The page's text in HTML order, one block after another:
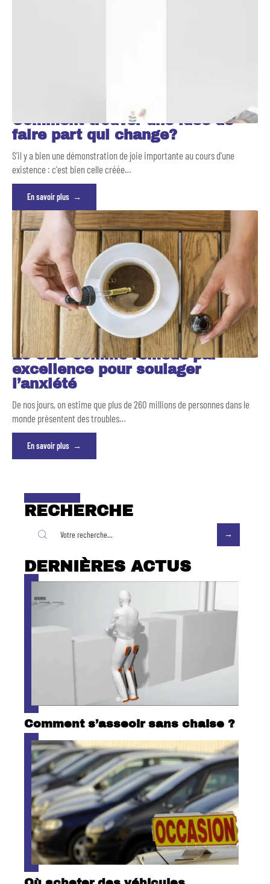
Comment trouver une idée de
faire part qui change?
S'il y a bien une démonstration de joie importante au cours d'une
existence : c'est bien celle créée…
En savoir plus
Le CBD comme remède par
excellence pour soulager
l’anxiété
De nos jours, on estime que plus de 260 millions de personnes dans le
monde présentent des troubles…
En savoir plus
RECHERCHE
DERNIÈRES ACTUS
Comment s’asseoir sans chaise ?